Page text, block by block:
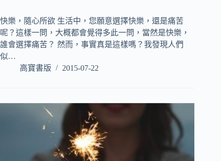
快樂，隨心所欲 生活中，您願意選擇快樂，還是痛苦
呢？這樣一問，大概都會覺得多此一問，當然是快樂，
誰會選擇痛苦？ 然而，事實真是這樣嗎？我發現人們
似…
高寶書版
2015-07-22